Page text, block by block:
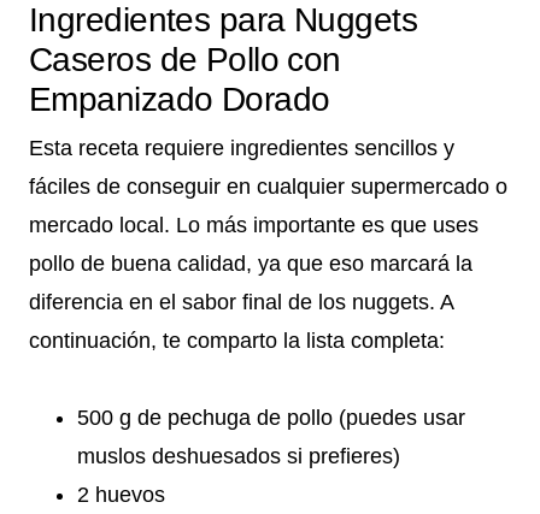
Ingredientes para Nuggets
Caseros de Pollo con
Empanizado Dorado
Esta receta requiere ingredientes sencillos y
fáciles de conseguir en cualquier supermercado o
mercado local. Lo más importante es que uses
pollo de buena calidad, ya que eso marcará la
diferencia en el sabor final de los nuggets. A
continuación, te comparto la lista completa:
500 g de pechuga de pollo (puedes usar
muslos deshuesados si prefieres)
2 huevos